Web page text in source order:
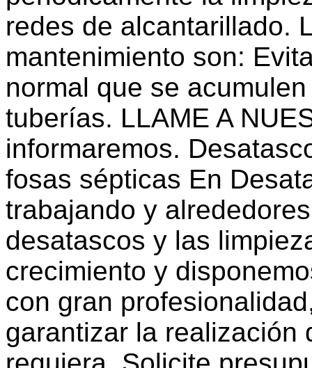
redes de alcantarillado.
mantenimiento son:
normal que se
tuberías. LLAME A
informaremos.
fosas sépticas En
trabajando y
desatascos y las
crecimiento y
con gran
garantizar la realización